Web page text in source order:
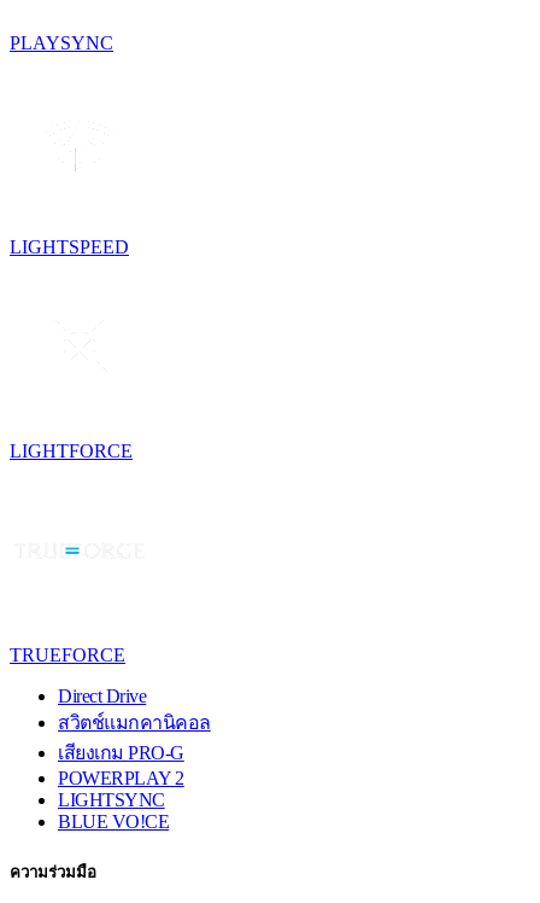
PLAYSYNC
LIGHTSPEED
LIGHTFORCE
TRUEFORCE
Direct Drive
สวิตช์แมกคานิคอล
เสียงเกม PRO-G
POWERPLAY 2
LIGHTSYNC
BLUE VO!CE
ความร่วมมือ